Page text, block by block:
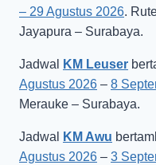
– 29 Agustus 2026.
Jayapura – Surabaya.
Jadwal KM Leuser
Agustus 2026 – 8
Merauke – Surabaya.
Jadwal KM Awu
Agustus 2026 – 3